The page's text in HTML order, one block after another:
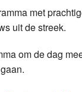
met
uit de streek.
om de dag